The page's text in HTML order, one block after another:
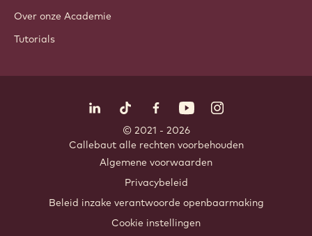
Over onze Academie
Tutorials
LinkedIn Opens in a new window.
TikTok Opens in a new window.
Facebook Opens in a new
YouTubeInstagram
© 2021 - 2026
Callebaut. alle rechten voorbehouden
navigation
Algemene voorwaarden
Privacybeleid
Beleid inzake verantwoorde openbaarmaking
Cookie instellingen